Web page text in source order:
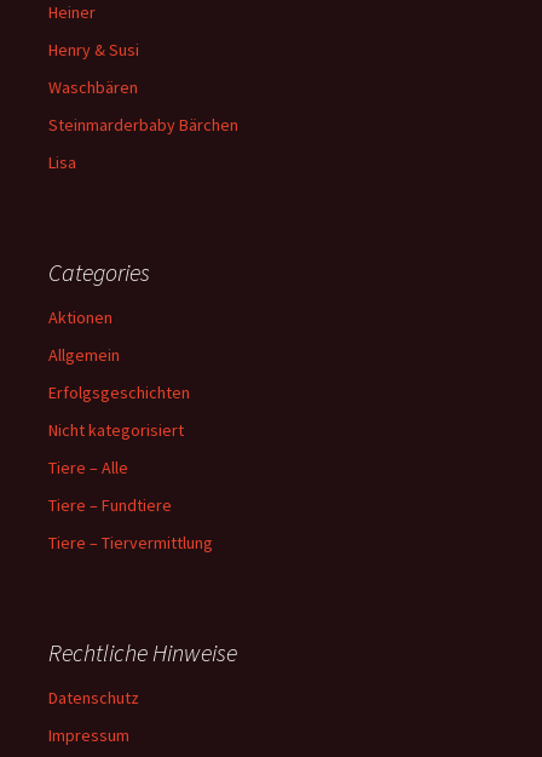
Heiner
Henry & Susi
Waschbären
Steinmarderbaby Bärchen
Lisa
Categories
Aktionen
Allgemein
Erfolgsgeschichten
Nicht kategorisiert
Tiere – Alle
Tiere – Fundtiere
Tiere – Tiervermittlung
Rechtliche Hinweise
Datenschutz
Impressum